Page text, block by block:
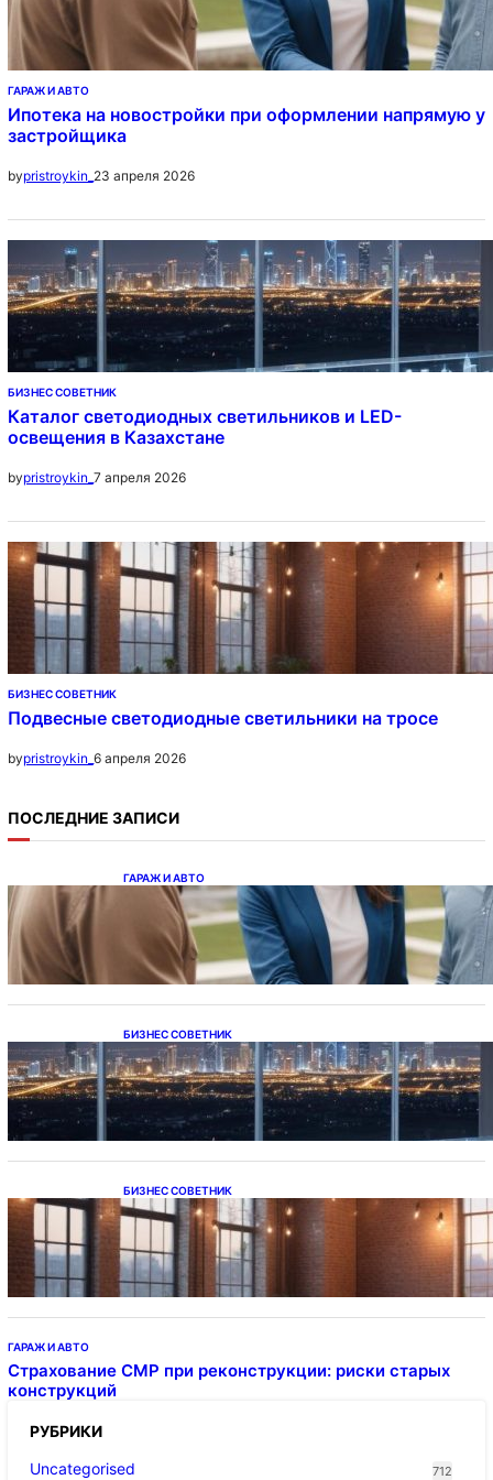
ГАРАЖ И АВТО
Ипотека на новостройки при оформлении напрямую у
застройщика
bypristroykin_ 23 апреля 2026
БИЗНЕС СОВЕТНИК
Каталог светодиодных светильников и LED-
освещения в Казахстане
bypristroykin_ 7 апреля 2026
БИЗНЕС СОВЕТНИК
Подвесные светодиодные светильники на тросе
bypristroykin_ 6 апреля 2026
ПОСЛЕДНИЕ ЗАПИСИ
ГАРАЖ И АВТО
Ипотека на новостройки при оформлении
напрямую у застройщика
БИЗНЕС СОВЕТНИК
Каталог светодиодных светильников и
LED-освещения в Казахстане
БИЗНЕС СОВЕТНИК
Подвесные светодиодные светильники на
тросе
ГАРАЖ И АВТО
Страхование СМР при реконструкции: риски старых
конструкций
РУБРИКИ
Uncategorised
712